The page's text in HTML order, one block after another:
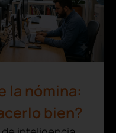
la nómina:
bien?